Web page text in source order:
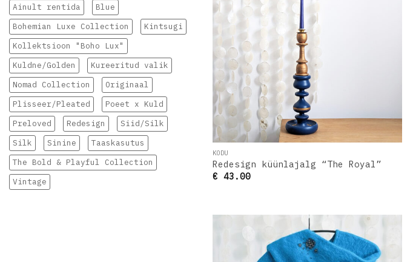
Ainult rentida
Blue
Bohemian Luxe Collection
Kintsugi
Kollektsioon "Boho Lux"
Kuldne/Golden
Kureeritud valik
Nomad Collection
Originaal
Plisseer/Pleated
Poeet x Kuld
Preloved
Redesign
Siid/Silk
Silk
Sinine
Taaskasutus
The Bold & Playful Collection
Vintage
KODU
Redesign küünlajalg “The Royal”
€ 43.00